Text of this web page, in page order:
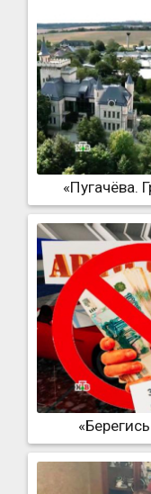
«Пугачёва.